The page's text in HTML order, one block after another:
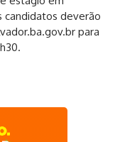
candidatos deverão
para